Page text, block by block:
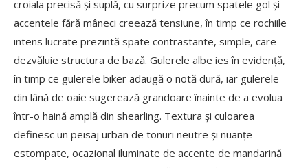
croiala precisă și suplă, cu surprize precum spatele gol și
accentele fără mâneci creează tensiune, în timp ce rochiile
intens lucrate prezintă spate contrastante, simple, care
dezvăluie structura de bază. Gulerele albe ies în evidență,
în timp ce gulerele biker adaugă o notă dură, iar gulerele
din lână de oaie sugerează grandoare înainte de a evolua
într-o haină amplă din shearling. Textura și culoarea
definesc un peisaj urban de tonuri neutre și nuanțe
estompate, ocazional iluminate de accente de mandarină